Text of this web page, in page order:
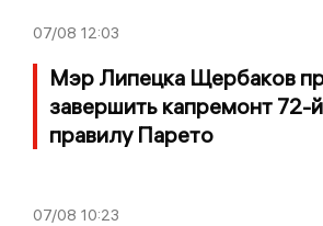
07/08 12:03
Мэр Липецка Щербаков
завершить капремонт 72-
правилу Парето
07/08 10:23